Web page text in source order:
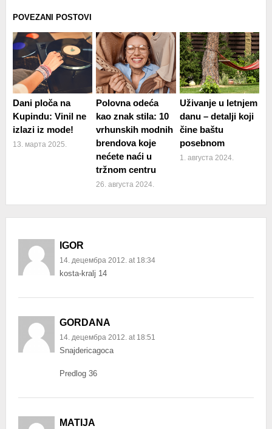
POVEZANI POSTOVI
Dani ploča na
Kupindu: Vinil ne
izlazi iz mode!
13. марта 2025.
Polovna odeća
kao znak stila: 10
vrhunskih modnih
brendova koje
nećete naći u
tržnom centru
26. августа 2024.
Uživanje u letnjem
danu – detalji koji
čine baštu
posebnom
1. августа 2024.
IGOR
14. децембра 2012. at 18:34
kosta-kralj 14
GORDANA
14. децембра 2012. at 18:51
Snajdericagoca
Predlog 36
MATIJA